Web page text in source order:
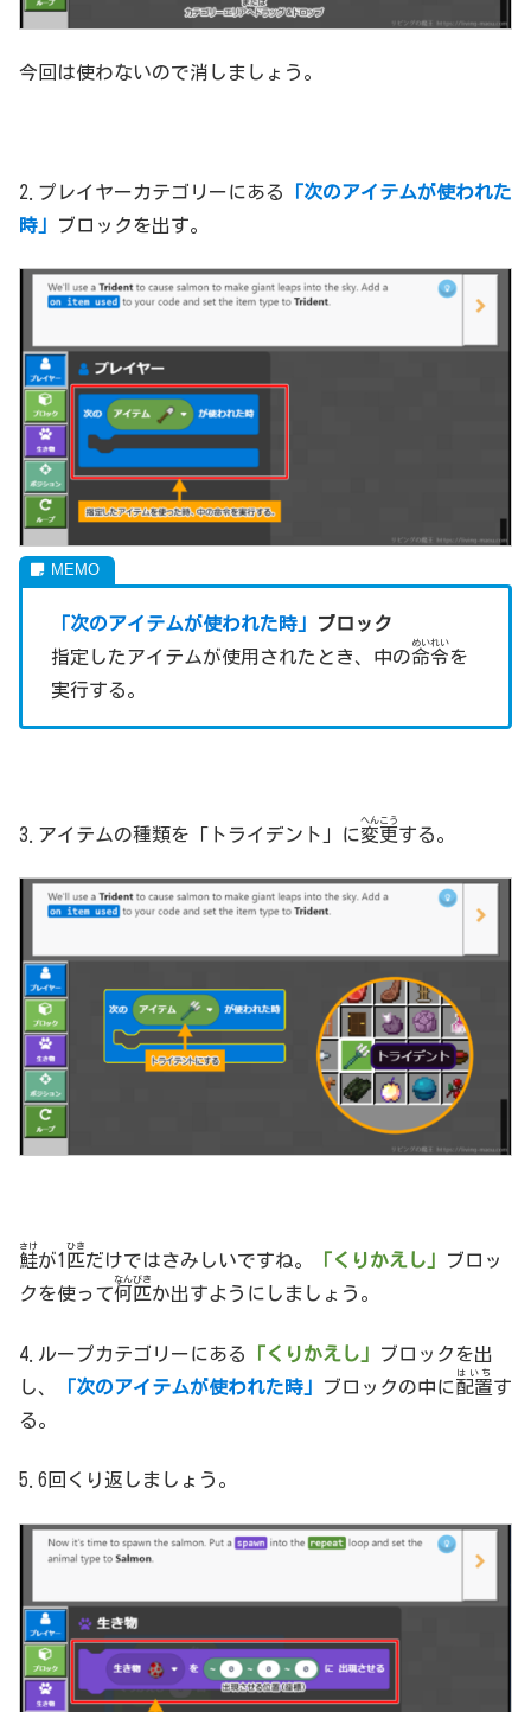
今回は使わないので消しましょう。
2.プレイヤーカテゴリーにある
「次のアイテムが使われた
時」
ブロックを出す。
「次のアイテムが使われた時」
ブロック
指定したアイテムが使用されたとき、中の命令
めいれい
を
実行する。
3.アイテムの種類を「トライデント」に変更
へんこう
する。
鮭
さけ
が1 匹
ひき
だけではさみしいですね。 「くりかえし」
ブロッ
クを使って何匹
なんびき
か出すようにしましょう。
4.ループカテゴリーにある 「くりかえし」
ブロックを出
し、
「次のアイテムが使われた時」 ブロックの中に配置
はいち
す
る。
5.6回くり返しましょう。